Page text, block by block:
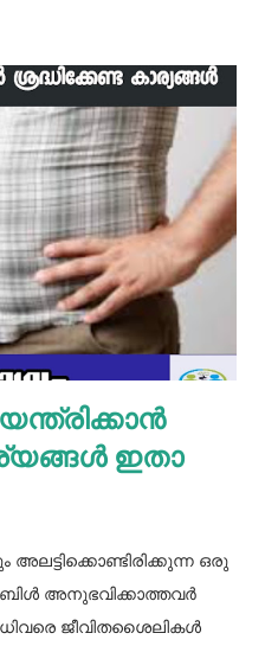
ചേർത്ത് വഴറ്റാം.
ചൂടാക്കിയശേഷം വേവിച്ച്
ഇനി ഒരു
വെള്ളം പാകത്തിന് ഉപ്പ്
ഇനി ഒരു പാനിൽ
ഇനി ഒരു പാത്രത്തിൽ മുട്ട
പാൽ, കുരുമുളകുപൊടി, ഉപ്പ്,
തയാറാക്കാം. ഇനി
ശേഷം അതിൽ തയാ...
ഇതാ
ഒരു
അനുഭവിക്കാത്തവർ
ജീവിതശൈലികൾ